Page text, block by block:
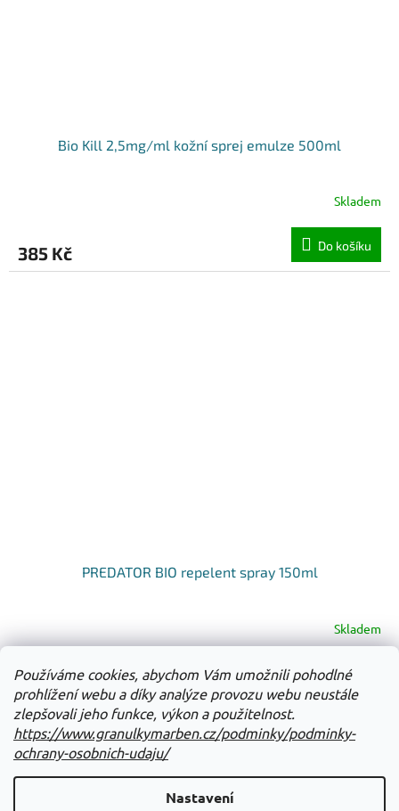
Používáme cookies, abychom Vám umožnili pohodlné
prohlížení webu a díky analýze provozu webu neustále
zlepšovali jeho funkce, výkon a použitelnost.
https://www.granulkymarben.cz/podminky/podminky-
ochrany-osobnich-udaju/
Nastavení
Bio Kill 2,5mg/ml kožní sprej emulze 500ml
Skladem
385 Kč Do košíku
PREDATOR BIO repelent spray 150ml
Skladem
272 Kč Do košíku
O
v
á
d
12 položek celkem
Vytvořil Shoptet